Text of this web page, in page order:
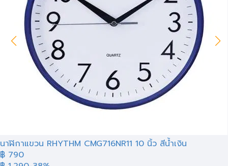
นาฬิกาแขวน RHYTHM CMG716NR11 10 นิ้ว สีน้ำเงิน
฿ 790